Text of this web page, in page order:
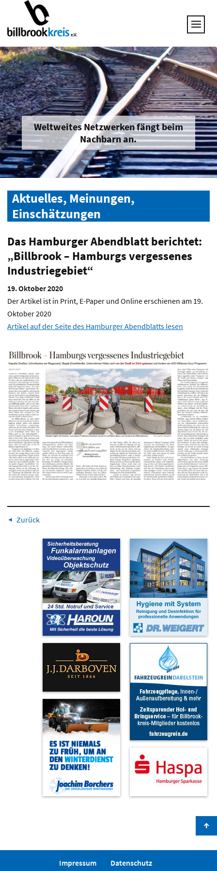
Weltweites Netzwerken fängt beim
Nachbarn an.
UNSERE THEMEN
25 JAHRE NETZWERK
GESPRÄCHSKREISE
UNTERNEHMEN & BRANCHEN
JOB & QUALIFIZIERUNG
BRANCHENINFOS
MITGLIED WERDEN
Aktuelles, Meinungen,
Einschätzungen
Das Hamburger Abendblatt berichtet:
„Billbrook – Hamburgs vergessenes
Industriegebiet“
19. Oktober 2020
Der Artikel ist in Print, E-Paper und Online erschienen am 19.
Oktober 2020
Artikel auf der Seite des Hamburger Abendblatts lesen
Zurück
↑
Impressum
Datenschutz